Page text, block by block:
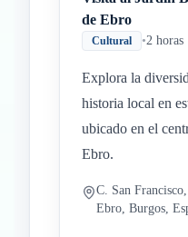
de Ebro
Cultural •2 horas
Explora la
historia local en
ubicado en el
Ebro.
C. San
Ebro, Burgos,